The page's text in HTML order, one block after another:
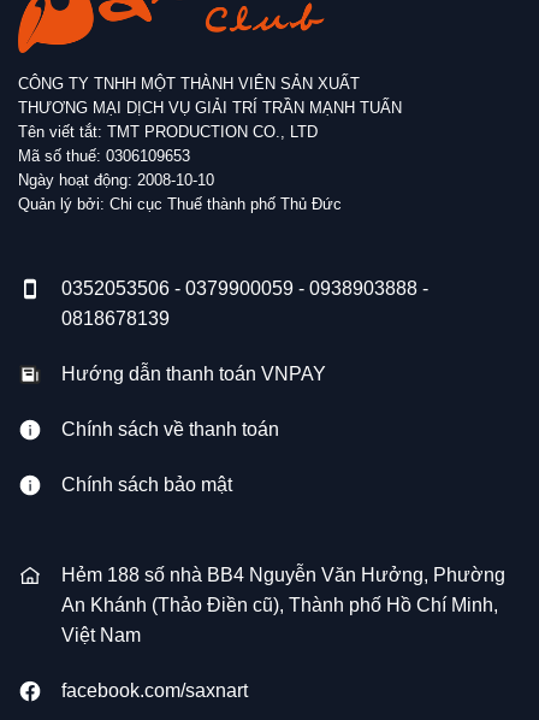
CÔNG TY TNHH MỘT THÀNH VIÊN SẢN XUẤT
THƯƠNG MẠI DỊCH VỤ GIẢI TRÍ TRẦN MẠNH TUẤN
Tên viết tắt: TMT PRODUCTION CO., LTD
Mã số thuế: 0306109653
Ngày hoạt động: 2008-10-10
Quản lý bởi: Chi cục Thuế thành phố Thủ Đức
0352053506 - 0379900059 - 0938903888 -
0818678139
Hướng dẫn thanh toán VNPAY
Chính sách về thanh toán
Chính sách bảo mật
Hẻm 188 số nhà BB4 Nguyễn Văn Hưởng, Phường
An Khánh (Thảo Điền cũ), Thành phố Hồ Chí Minh,
Việt Nam
facebook.com/saxnart